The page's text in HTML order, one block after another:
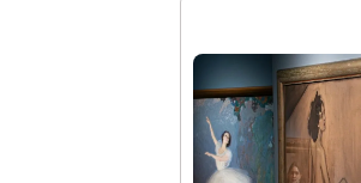
Архив изображений
Современная фотография
Дар Петера и Ирене
Образование и наука